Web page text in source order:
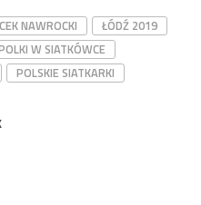
NAWROCKI
ŁÓDŹ 2019
W SIATKÓWCE
POLSKIE SIATKARKI